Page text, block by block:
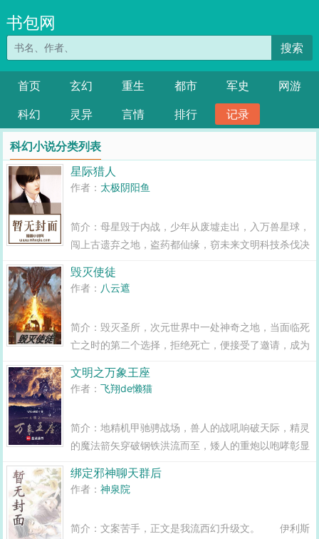
书包网
搜索
首页 玄幻 重生 都市 军史
网游
科幻
灵异 言情 排行 记录
科幻小说分类列表
星际猎人
作者： 太极阴阳鱼
简介：母星毁于内战，少年从废墟走出，入万兽星球，
闯上古遗弃之地，盗药都仙缘，窃未来文明科技杀伐决
毁灭使徒
作者： 八云遮
简介：毁灭圣所，次元世界中一处神奇之地，当面临死
亡之时的第二个选择，拒绝死亡，便接受了邀请，成为
文明之万象王座
作者：飞翔de懒猫
简介：地精机甲驰骋战场，兽人的战吼响破天际，精灵
的魔法箭矢穿破钢铁洪流而至，矮人的重炮以咆哮彰显
着来自于世界之外，以神明自诩的家伙们今日，必有一
绑定邪神聊天群后
作者：神泉院
简介：文案苦手，正文是我流西幻升级文。 伊利斯